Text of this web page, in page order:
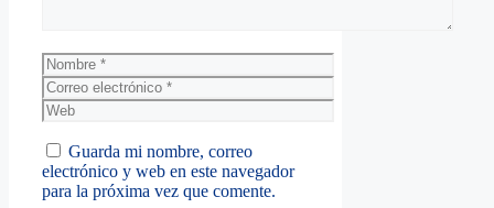
Nombre
Correo
electrónico
Web
Guarda mi nombre, correo
electrónico y web en este navegador
para la próxima vez que comente.